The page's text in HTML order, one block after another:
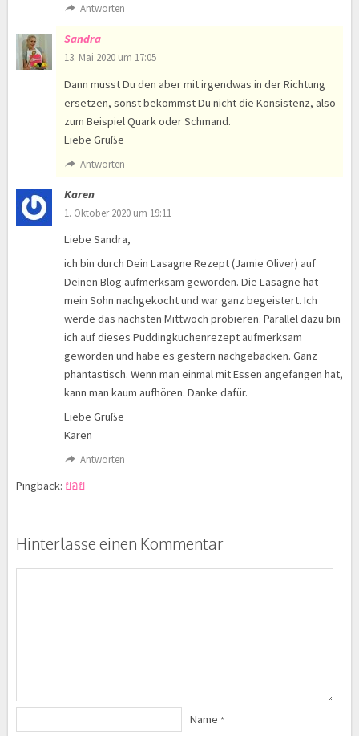
Antworten
Sandra
13. Mai 2020 um 17:05
Dann musst Du den aber mit irgendwas in der Richtung
ersetzen, sonst bekommst Du nicht die Konsistenz, also
zum Beispiel Quark oder Schmand.
Liebe Grüße
Antworten
Karen
1. Oktober 2020 um 19:11
Liebe Sandra,
ich bin durch Dein Lasagne Rezept (Jamie Oliver) auf
Deinen Blog aufmerksam geworden. Die Lasagne hat
mein Sohn nachgekocht und war ganz begeistert. Ich
werde das nächsten Mittwoch probieren. Parallel dazu bin
ich auf dieses Puddingkuchenrezept aufmerksam
geworden und habe es gestern nachgebacken. Ganz
phantastisch. Wenn man einmal mit Essen angefangen hat,
kann man kaum aufhören. Danke dafür.
Liebe Grüße
Karen
Antworten
Pingback: ยอย
Hinterlasse einen Kommentar
Name *